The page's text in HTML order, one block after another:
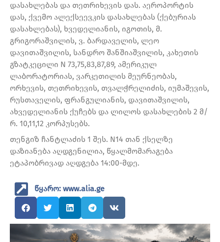
დასახლებას და თეთრიხევის დას. აეროპორტის
დას, ქვემო ალექსეევკის დასახლებას (ქებურიას
დასახლებას), ხვედელიანის, იგოთის, მ.
გრიგორაშვილის, ვ. ბარდაველის, ლეო
დავითაშვილის, სანდრო შანშიაშვილის, კახეთის
გზატკეცილი N 73,75,83,87,89, ამერიკულ
ლაბორატორიას, ვარკეთილის მეურნეობას,
ორხევის, თეთრიხევის, თვალჭრელიძის, იუმაშევის,
რუსთაველის, ფრანგულიანის, დავითაშვილის,
ახვედელიანის ქუჩებს და ლილოს დასახლების 2 მ/
რ. 10,11,12 კორპუსებს.
თენგიზ ჩანტლაძის 1 შეს. N14 თან ქსელზე
დაზიანება აღდგენილია, წყალმომარაგება
ეტაპობრივად აღდგება 14:00-მდე.
წყარო: www.alia.ge